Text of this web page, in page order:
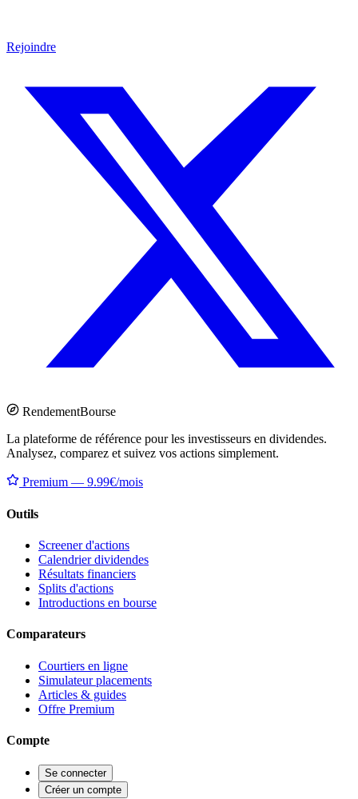
Rejoindre
RendementBourse
La plateforme de référence pour les investisseurs en dividendes.
Analysez, comparez et suivez vos actions simplement.
Premium — 9.99€/mois
Outils
Screener d'actions
Calendrier dividendes
Résultats financiers
Splits d'actions
Introductions en bourse
Comparateurs
Courtiers en ligne
Simulateur placements
Articles & guides
Offre Premium
Compte
Se connecter
Créer un compte